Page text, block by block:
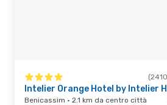
Intelier Orange Hotel by Intelier
Benicassim · 2.1 km da centro città